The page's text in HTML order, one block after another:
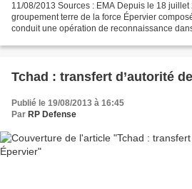
11/08/2013 Sources : EMA Depuis le 18
groupement terre de la force Épervier
conduit une opération de reconnaissance
Tchad : transfert d’autorité
Publié le 19/08/2013 à 16:45
Par RP Defense